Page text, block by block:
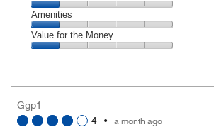
1
out
of
5
Dining,
1
out
Amenities
Amenities,
1
5
Value for the Money
1
out
Ggp1
4 • a month ago